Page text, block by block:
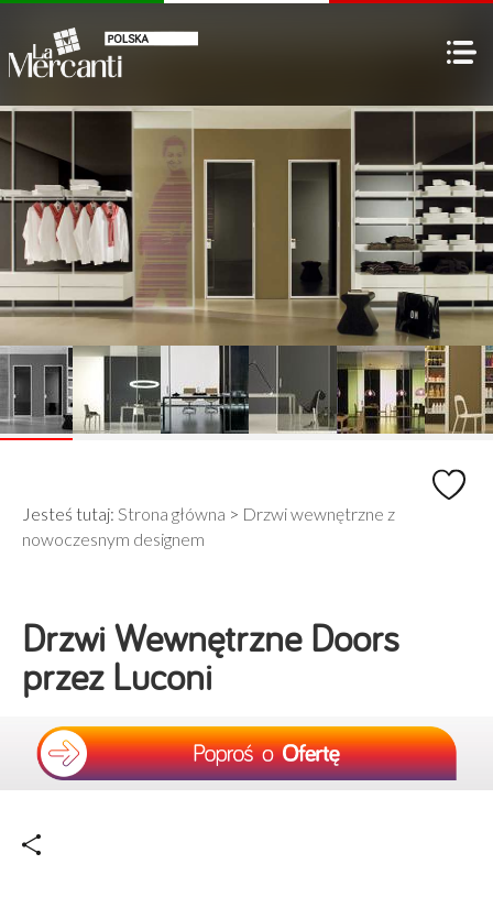
Jesteś tutaj: Strona główna > Drzwi wewnętrzne z
nowoczesnym designem
Drzwi Wewnętrzne Doors
przez Luconi